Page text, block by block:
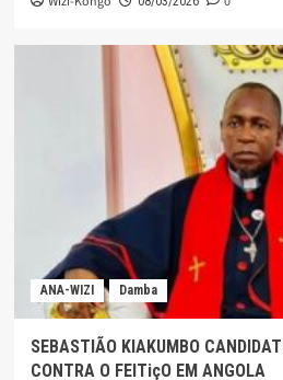
ANA-WIZI Damba
SEBASTIÃO KIAKUMBO
CONTRA O FEITiçO EM ANGOLA